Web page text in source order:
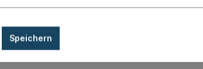
Speichern